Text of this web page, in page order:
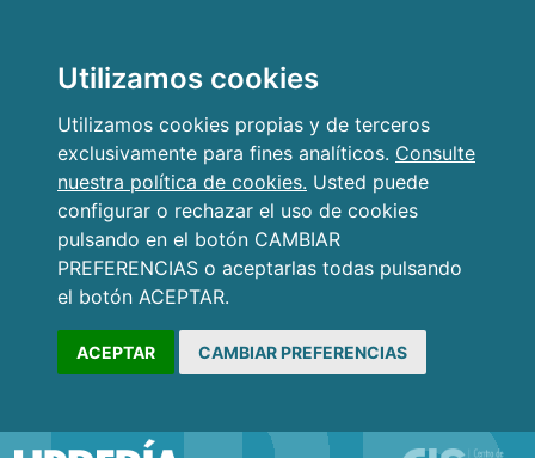
Utilizamos cookies
Utilizamos cookies propias y de terceros
exclusivamente para fines analíticos. Consulte
nuestra política de cookies. Usted puede
configurar o rechazar el uso de cookies
pulsando en el botón CAMBIAR
PREFERENCIAS o aceptarlas todas pulsando
el botón ACEPTAR.
ACEPTAR CAMBIAR PREFERENCIAS